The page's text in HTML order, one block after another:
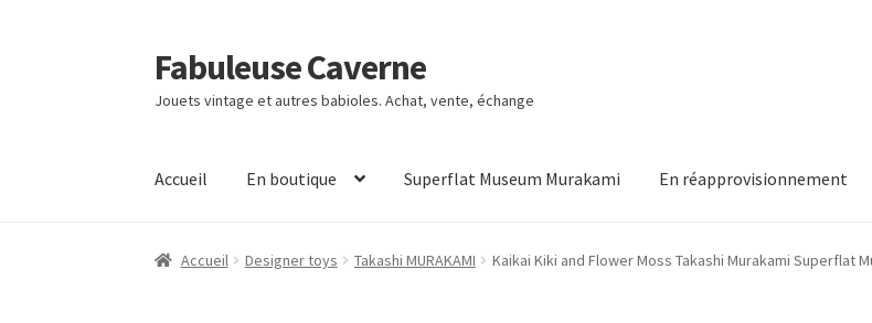
Aller
à
la
Aller
au
contenu
Fabuleuse Caverne
Jouets vintage et autres babioles. Achat, vente, échange
Accueil En boutique Superflat Museum Murakami En réapprovisionnement
Accueil Designer toys Takashi MURAKAMI Kaikai Kiki and Flower Moss Takashi Murakami Superflat